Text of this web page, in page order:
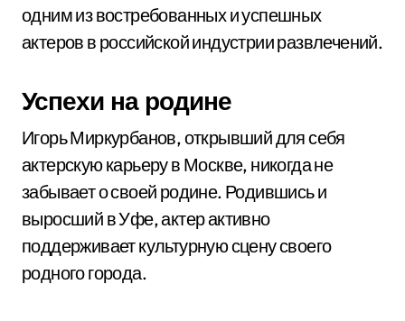
одним из востребованных и успешных
актеров в российской индустрии развлечений.
Успехи на родине
Игорь Миркурбанов, открывший для себя
актерскую карьеру в Москве, никогда не
забывает о своей родине. Родившись и
выросший в Уфе, актер активно
поддерживает культурную сцену своего
родного города.